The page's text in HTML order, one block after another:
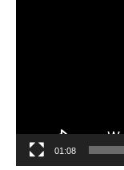
01:08